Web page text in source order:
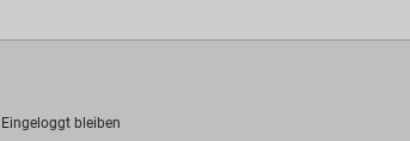
Eingeloggt bleiben